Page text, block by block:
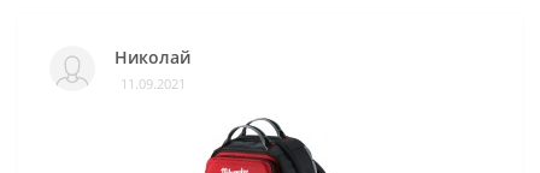
Николай
11.09.2021